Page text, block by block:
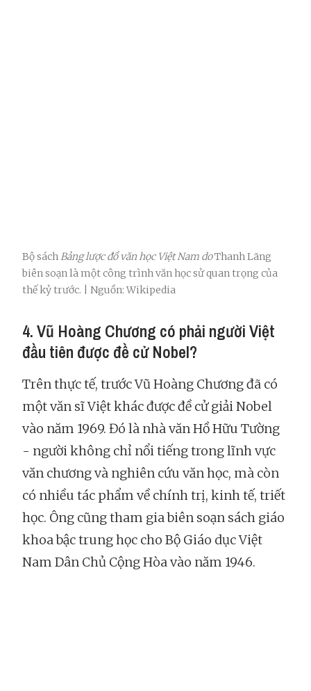
Bộ sáchBảng lược đồ văn học Việt Nam doThanh Lãng
biên soạn là một công trình văn học sử quan trọng của
thế kỷ trước. | Nguồn: Wikipedia
4. Vũ Hoàng Chương có phải người Việt
đầu tiên được đề cử Nobel?
Trên thực tế, trước Vũ Hoàng Chương đã có
một văn sĩ Việt khác được đề cử giải Nobel
vào năm 1969. Đó là nhà văn Hồ Hữu Tường
- người không chỉ nổi tiếng trong lĩnh vực
văn chương và nghiên cứu văn học, mà còn
có nhiều tác phẩm về chính trị, kinh tế, triết
học. Ông cũng tham gia biên soạn sách giáo
khoa bậc trung học cho Bộ Giáo dục Việt
Nam Dân Chủ Cộng Hòa vào năm 1946.